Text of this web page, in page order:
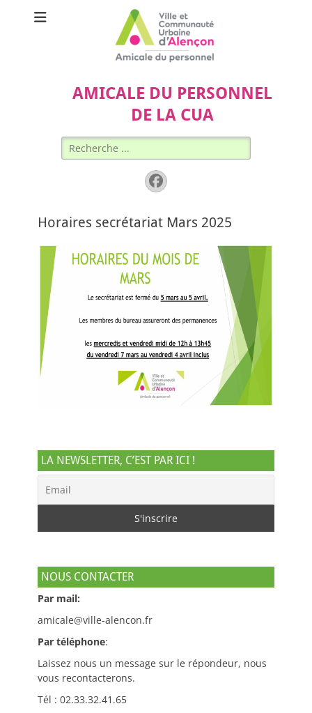
AMICALE DU PERSONNEL
DE LA CUA
Rechercher :
Facebook
Horaires secrétariat Mars 2025
LA NEWSLETTER, C’EST PAR ICI !
NOUS CONTACTER
Par mail:
amicale@ville-alencon.fr
Par téléphone:
Laissez nous un message sur le répondeur, nous
vous recontacterons.
Tél : 02.33.32.41.65